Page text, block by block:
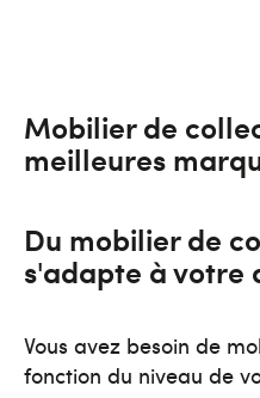
Mobilier de
meilleures
Du mobilier de
s'adapte à votre
Vous avez besoin de
fonction du niveau de